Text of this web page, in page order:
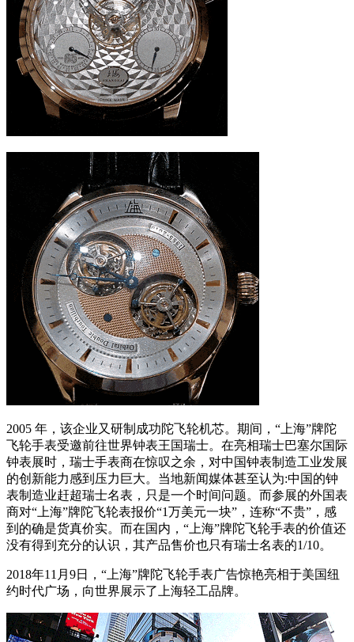
2005 年，该企业又研制成功陀飞轮机芯。期间，“上海”牌陀
飞轮手表受邀前往世界钟表王国瑞士。在亮相瑞士巴塞尔国际
钟表展时，瑞士手表商在惊叹之余，对中国钟表制造工业发展
的创新能力感到压力巨大。当地新闻媒体甚至认为:中国的钟
表制造业赶超瑞士名表，只是一个时间问题。而参展的外国表
商对“上海”牌陀飞轮表报价“1万美元一块”，连称“不贵”，感
到的确是货真价实。而在国内，“上海”牌陀飞轮手表的价值还
没有得到充分的认识，其产品售价也只有瑞士名表的1/10。
2018年11月9日，“上海”牌陀飞轮手表广告惊艳亮相于美国纽
约时代广场，向世界展示了上海轻工品牌。